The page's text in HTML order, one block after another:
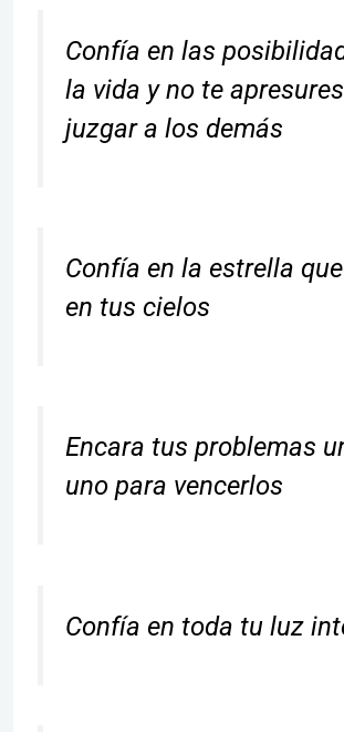
Confía en las
la vida y no te
juzgar a los demás
Confía en la estrella
en tus cielos
Encara tus problemas
uno para vencerlos
Confía en toda tu luz